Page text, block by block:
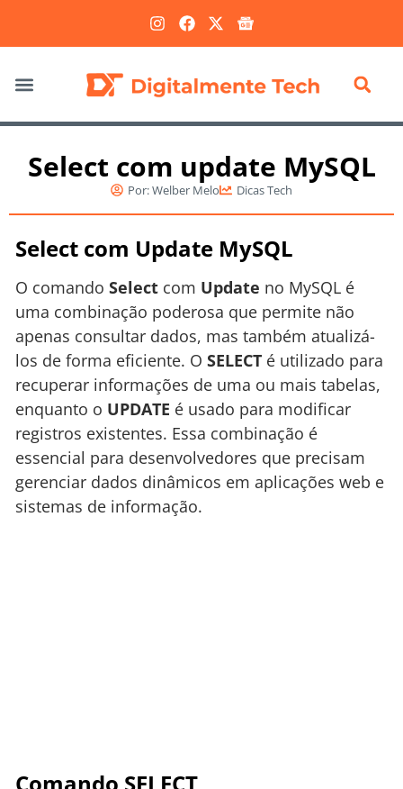
Select com update MySQL
Por:Welber Melo Dicas Tech
Select com Update MySQL
O comando Select com Update no MySQL é
uma combinação poderosa que permite não
apenas consultar dados, mas também atualizá-
los de forma eficiente. O SELECT é utilizado para
recuperar informações de uma ou mais tabelas,
enquanto o UPDATE é usado para modificar
registros existentes. Essa combinação é
essencial para desenvolvedores que precisam
gerenciar dados dinâmicos em aplicações web e
sistemas de informação.
Comando SELECT